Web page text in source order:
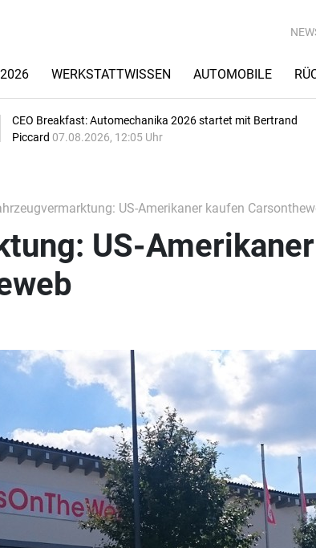
WERKSTATTWISSEN AUTOMOBILE
CEO Breakfast: Automechanika 2026 startet mit Bertrand
Piccard 07.08.2026, 12:05 Uhr
US-Amerikaner kaufen
US-Amerikaner